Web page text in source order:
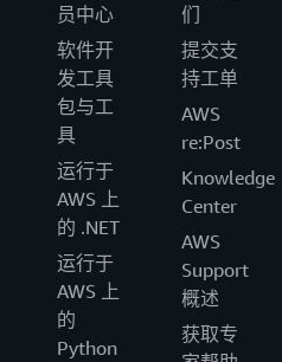
员中心
软件开
发工具
包与工
具
运行于
AWS 上
的 .NET
运行于
AWS 上
的
Python
们
提交支
持工单
AWS
re:Post
Knowledge
Center
AWS
Support
概述
获取专